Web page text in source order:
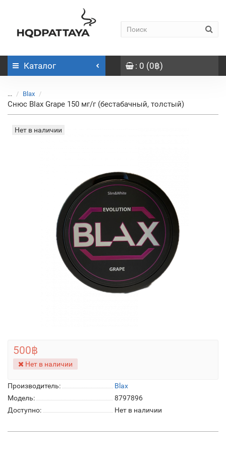
Каталог : 0 (0฿)
... Blax
Снюс Blax Grape 150 мг/г (бестабачный, толстый)
Нет в наличии
Производитель:
Blax
Модель:
8797896
Доступно:
Нет в наличии
500฿
Нет в наличии